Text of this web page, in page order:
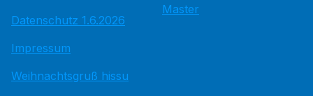
Datenschutz 1.6.2026
Impressum
Weihnachtsgruß hissu
Master